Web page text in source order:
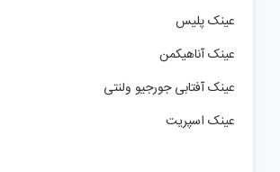
عینک پلیس
عینک آناهیکمن
عینک آفتابی جورجیو ولنتی
عینک اسپریت